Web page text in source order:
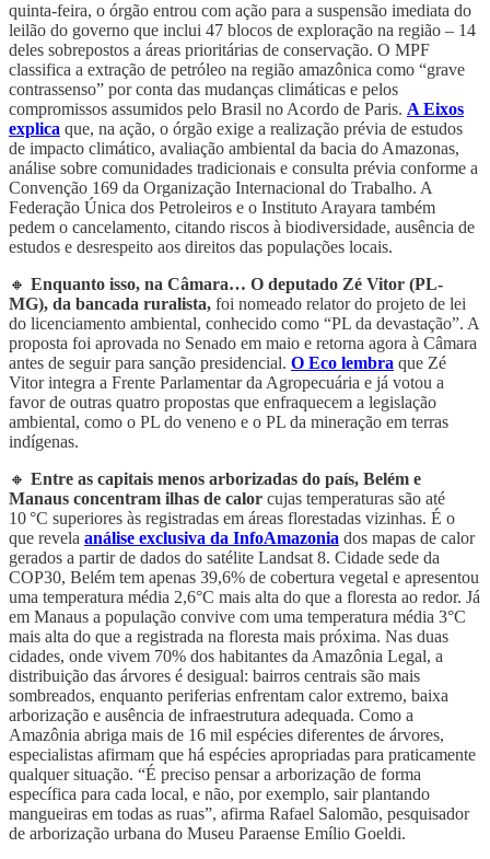
quinta-feira, o órgão entrou com ação para a suspensão imediata do
leilão do governo que inclui 47 blocos de exploração na região – 14
deles sobrepostos a áreas prioritárias de conservação. O MPF
classifica a extração de petróleo na região amazônica como “grave
contrassenso” por conta das mudanças climáticas e pelos
compromissos assumidos pelo Brasil no Acordo de Paris. A Eixos
explica que, na ação, o órgão exige a realização prévia de estudos
de impacto climático, avaliação ambiental da bacia do Amazonas,
análise sobre comunidades tradicionais e consulta prévia conforme a
Convenção 169 da Organização Internacional do Trabalho. A
Federação Única dos Petroleiros e o Instituto Arayara também
pedem o cancelamento, citando riscos à biodiversidade, ausência de
estudos e desrespeito aos direitos das populações locais.
🔸 Enquanto isso, na Câmara… O deputado Zé Vitor (PL-
MG), da bancada ruralista, foi nomeado relator do projeto de lei
do licenciamento ambiental, conhecido como “PL da devastação”. A
proposta foi aprovada no Senado em maio e retorna agora à Câmara
antes de seguir para sanção presidencial. O Eco lembra que Zé
Vitor integra a Frente Parlamentar da Agropecuária e já votou a
favor de outras quatro propostas que enfraquecem a legislação
ambiental, como o PL do veneno e o PL da mineração em terras
indígenas.
🔸 Entre as capitais menos arborizadas do país, Belém e
Manaus concentram ilhas de calor cujas temperaturas são até
10 °C superiores às registradas em áreas florestadas vizinhas. É o
que revela análise exclusiva da InfoAmazonia dos mapas de calor
gerados a partir de dados do satélite Landsat 8. Cidade sede da
COP30, Belém tem apenas 39,6% de cobertura vegetal e apresentou
uma temperatura média 2,6°C mais alta do que a floresta ao redor. Já
em Manaus a população convive com uma temperatura média 3°C
mais alta do que a registrada na floresta mais próxima. Nas duas
cidades, onde vivem 70% dos habitantes da Amazônia Legal, a
distribuição das árvores é desigual: bairros centrais são mais
sombreados, enquanto periferias enfrentam calor extremo, baixa
arborização e ausência de infraestrutura adequada. Como a
Amazônia abriga mais de 16 mil espécies diferentes de árvores,
especialistas afirmam que há espécies apropriadas para praticamente
qualquer situação. “É preciso pensar a arborização de forma
específica para cada local, e não, por exemplo, sair plantando
mangueiras em todas as ruas”, afirma Rafael Salomão, pesquisador
de arborização urbana do Museu Paraense Emílio Goeldi.